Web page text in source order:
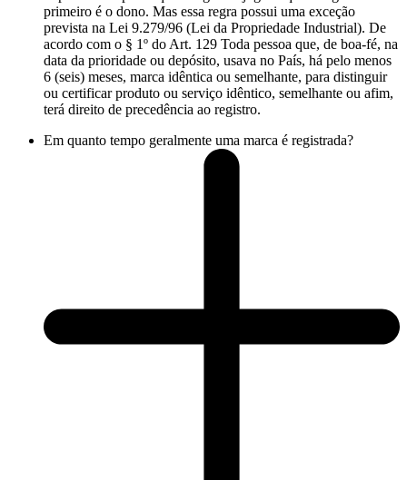
primeiro é o dono. Mas essa regra possui uma exceção
prevista na Lei 9.279/96 (Lei da Propriedade Industrial). De
acordo com o § 1º do Art. 129 Toda pessoa que, de boa-fé, na
data da prioridade ou depósito, usava no País, há pelo menos
6 (seis) meses, marca idêntica ou semelhante, para distinguir
ou certificar produto ou serviço idêntico, semelhante ou afim,
terá direito de precedência ao registro.
Em quanto tempo geralmente uma marca é registrada?